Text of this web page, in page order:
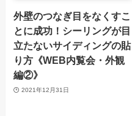
外壁のつなぎ目をなくすこ
とに成功！シーリングが目
立たないサイディングの貼
り方《WEB内覧会・外観
編②》
2021年12月31日